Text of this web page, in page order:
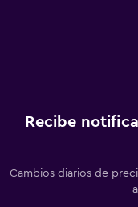
Recibe
Cambios diarios de